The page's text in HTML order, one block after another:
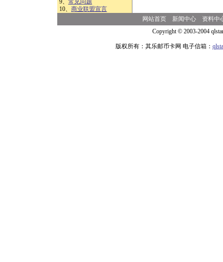
9、 常见问题
10、 商业联盟宣言
网站首页 新闻中心
资料中
Copyright © 2003-2004
版权所有：其乐邮币卡网 电子信箱：